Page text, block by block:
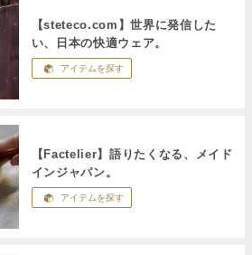
【steteco.com】世界に発信した
い、日本の快適ウェア。
アイテムを探す
【Factelier】語りたくなる、メイド
インジャパン。
アイテムを探す